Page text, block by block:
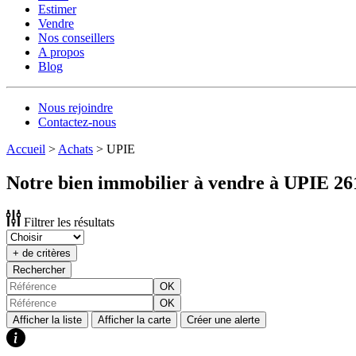
Estimer
Vendre
Nos conseillers
A propos
Blog
Nous rejoindre
Contactez-nous
Accueil > Achats > UPIE
Notre bien immobilier à vendre à UPIE
Filtrer les résultats
+ de critères
Rechercher
OK
OK
Afficher la liste
Afficher la carte Créer une alerte